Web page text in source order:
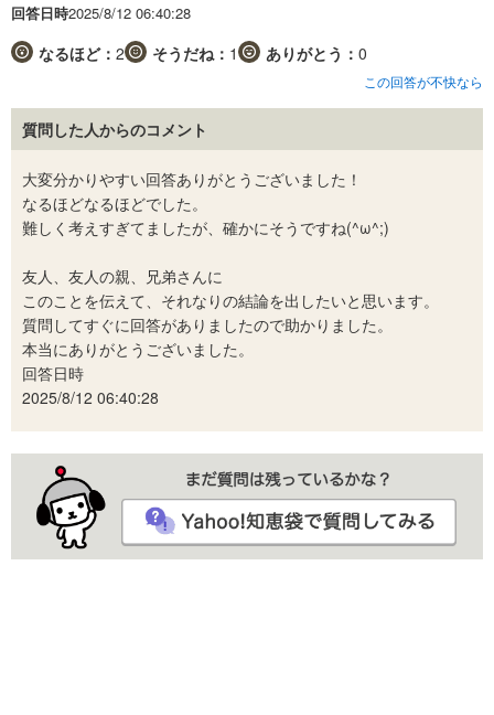
回答日時2025/8/12 06:40:28
なるほど： 2 そうだね： 1 ありがとう： 0
この回答が不快なら
質問した人からのコメント
大変分かりやすい回答ありがとうございました！
なるほどなるほどでした。
難しく考えすぎてましたが、確かにそうですね(^ω^;)
友人、友人の親、兄弟さんに
このことを伝えて、それなりの結論を出したいと思います。
質問してすぐに回答がありましたので助かりました。
本当にありがとうございました。
回答日時
2025/8/12 06:40:28